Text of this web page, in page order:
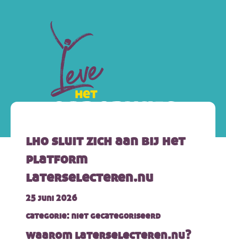
lho sluit zich aan bij het
platform
laterselecteren.nu
25 juni 2026
categorie: niet gecategoriseerd
waarom laterselecteren.nu?